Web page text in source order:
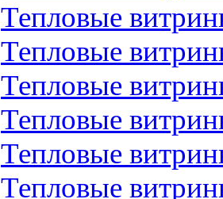
Тепловые
Тепловые
Тепловые
Тепловые
Тепловые
Тепловые